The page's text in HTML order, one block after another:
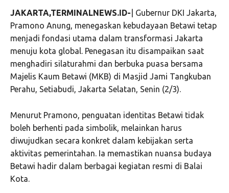
JAKARTA,TERMINALNEWS.ID- | Gubernur DKI Jakarta,
Pramono Anung, menegaskan kebudayaan Betawi tetap
menjadi fondasi utama dalam transformasi Jakarta
menuju kota global. Penegasan itu disampaikan saat
menghadiri silaturahmi dan berbuka puasa bersama
Majelis Kaum Betawi (MKB) di Masjid Jami Tangkuban
Perahu, Setiabudi, Jakarta Selatan, Senin (2/3).
Menurut Pramono, penguatan identitas Betawi tidak
boleh berhenti pada simbolik, melainkan harus
diwujudkan secara konkret dalam kebijakan serta
aktivitas pemerintahan. Ia memastikan nuansa budaya
Betawi hadir dalam berbagai kegiatan resmi di Balai
Kota.